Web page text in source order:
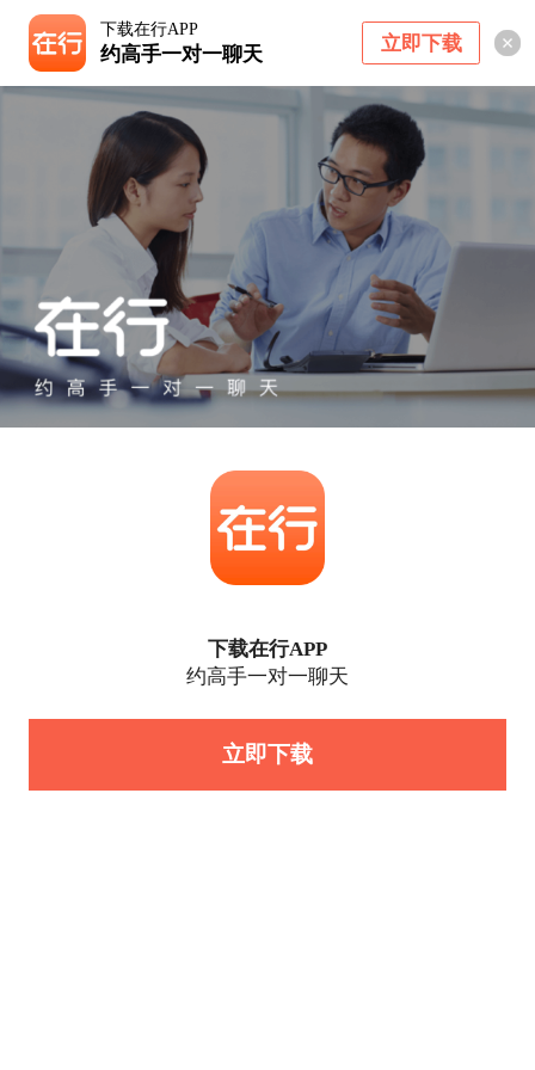
下载在行APP
约高手一对一聊天 立即下载
下载在行APP
约高手一对一聊天
立即下载